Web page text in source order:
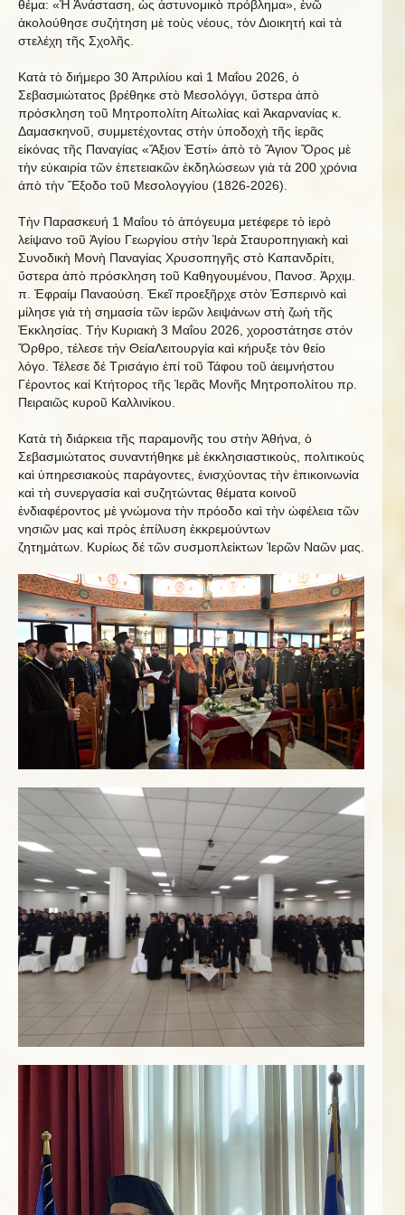
θέμα: «Ἡ Ἀνάσταση, ὡς ἀστυνομικὸ πρόβλημα», ἐνῶ
ἀκολούθησε συζήτηση μὲ τοὺς νέους, τὸν Διοικητή καὶ τὰ
στελέχη τῆς Σχολῆς.
Κατὰ τὸ διήμερο 30 Ἀπριλίου καὶ 1 Μαΐου 2026, ὁ
Σεβασμιώτατος βρέθηκε στὸ Μεσολόγγι, ὕστερα ἀπὸ
πρόσκληση τοῦ Μητροπολίτη Αἰτωλίας καὶ Ἀκαρνανίας κ.
Δαμασκηνοῦ, συμμετέχοντας στὴν ὑποδοχὴ τῆς ἱερᾶς
εἰκόνας τῆς Παναγίας «Ἄξιον Ἐστί» ἀπὸ τὸ Ἅγιον Ὄρος μὲ
τὴν εὐκαιρία τῶν ἐπετειακῶν ἐκδηλώσεων γιὰ τὰ 200 χρόνια
ἀπὸ τὴν Ἔξοδο τοῦ Μεσολογγίου (1826-2026).
Τὴν Παρασκευή 1 Μαΐου τὸ ἀπόγευμα μετέφερε τὸ ἱερὸ
λείψανο τοῦ Ἁγίου Γεωργίου στὴν Ἱερὰ Σταυροπηγιακὴ καὶ
Συνοδικὴ Μονὴ Παναγίας Χρυσοπηγῆς στὸ Καπανδρίτι,
ὕστερα ἀπὸ πρόσκληση τοῦ Καθηγουμένου, Πανοσ. Ἀρχιμ.
π. Ἐφραίμ Παναούση. Ἐκεῖ προεξῆρχε στὸν Ἑσπερινὸ καὶ
μίλησε γιὰ τὴ σημασία τῶν ἱερῶν λειψάνων στὴ ζωὴ τῆς
Ἐκκλησίας. Τήν Κυριακὴ 3 Μαΐου 2026, χοροστάτησε στόν
Ὄρθρο, τέλεσε τήν ΘείαΛειτουργία καὶ κήρυξε τὸν θείο
λόγο. Τέλεσε δέ Τρισάγιο ἐπί τοῦ Τάφου τοῦ ἀειμνήστου
Γέροντος καί Κτήτορος τῆς Ἱερᾶς Μονῆς Μητροπολίτου πρ.
Πειραιῶς κυροῦ Καλλινίκου.
Κατὰ τὴ διάρκεια τῆς παραμονῆς του στὴν Ἀθήνα, ὁ
Σεβασμιώτατος συναντήθηκε μὲ ἐκκλησιαστικοὺς, πολιτικοὺς
καὶ ὑπηρεσιακοὺς παράγοντες, ἐνισχύοντας τὴν ἐπικοινωνία
καὶ τὴ συνεργασία καὶ συζητώντας θέματα κοινοῦ
ἐνδιαφέροντος μὲ γνώμονα τὴν πρόοδο καὶ τὴν ὠφέλεια τῶν
νησιῶν μας καὶ πρὸς ἐπίλυση ἐκκρεμούντων
ζητημάτων. Κυρίως δέ τῶν συσμοπλείκτων Ἱερῶν Ναῶν μας.